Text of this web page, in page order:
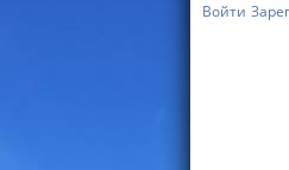
Войти